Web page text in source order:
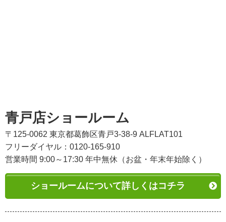
青戸店ショールーム
〒125-0062 東京都葛飾区青戸3-38-9 ALFLAT101
フリーダイヤル：0120-165-910
営業時間 9:00～17:30 年中無休（お盆・年末年始除く）
ショールームについて詳しくはコチラ